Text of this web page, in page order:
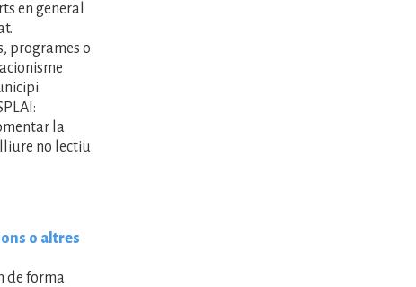
en general
programes o
la
no lectiu
o altres
de forma